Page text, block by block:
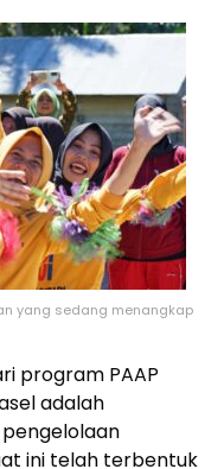
yang sedang menangkap
program PAAP
adalah
ini telah terbentuk